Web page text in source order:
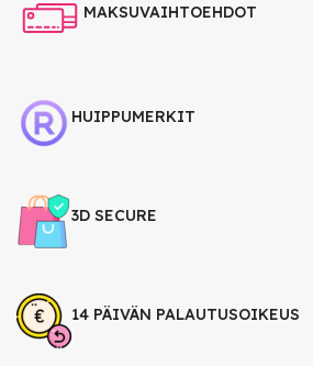
MAKSUVAIHTOEHDOT
HUIPPUMERKIT
3D SECURE
14 PÄIVÄN PALAUTUSOIKEUS